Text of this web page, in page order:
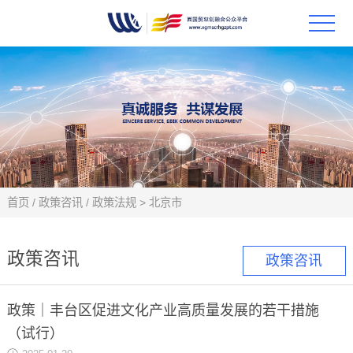
首页
政策
科技
合作
创新
政策咨讯
首页 / 政策咨讯 / 政策法规> 北京市
政策咨讯
政策｜丰台区促进文化产业高质量发展的若干措施
（试行）